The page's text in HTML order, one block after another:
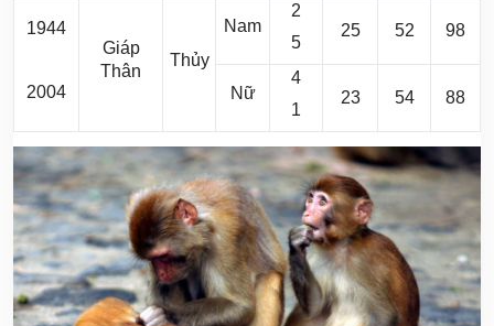
1944
2004
Giáp
Thân
Thủy
Nam
2
5
25 52 98
Nữ
4
1
23 54 88